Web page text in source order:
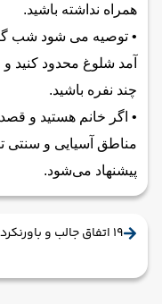
همراه نداشته باشید.
• توصیه می شود شب
آمد شلوغ محدود کنید و
چند نفره باشید.
• اگر خانم هستید و قصد
مناطق آسیایی و سنتی
پیشنهاد می‌شود.
۱۹ اتفاق جالب و باورنکردنی که تنها در کشور هند رخ می دهد